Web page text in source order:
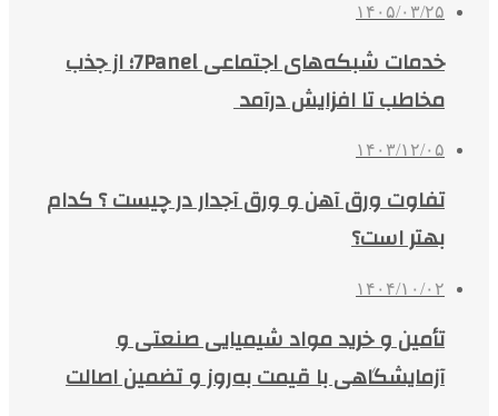
۱۴۰۵/۰۳/۲۵
خدمات شبکه‌های اجتماعی 7Panel؛ از جذب
مخاطب تا افزایش درآمد
۱۴۰۳/۱۲/۰۵
تفاوت ورق آهن و ورق آجدار در چیست ؟ کدام
بهتر است؟
۱۴۰۴/۱۰/۰۲
تأمین و خرید مواد شیمیایی صنعتی و
آزمایشگاهی با قیمت به‌روز و تضمین اصالت